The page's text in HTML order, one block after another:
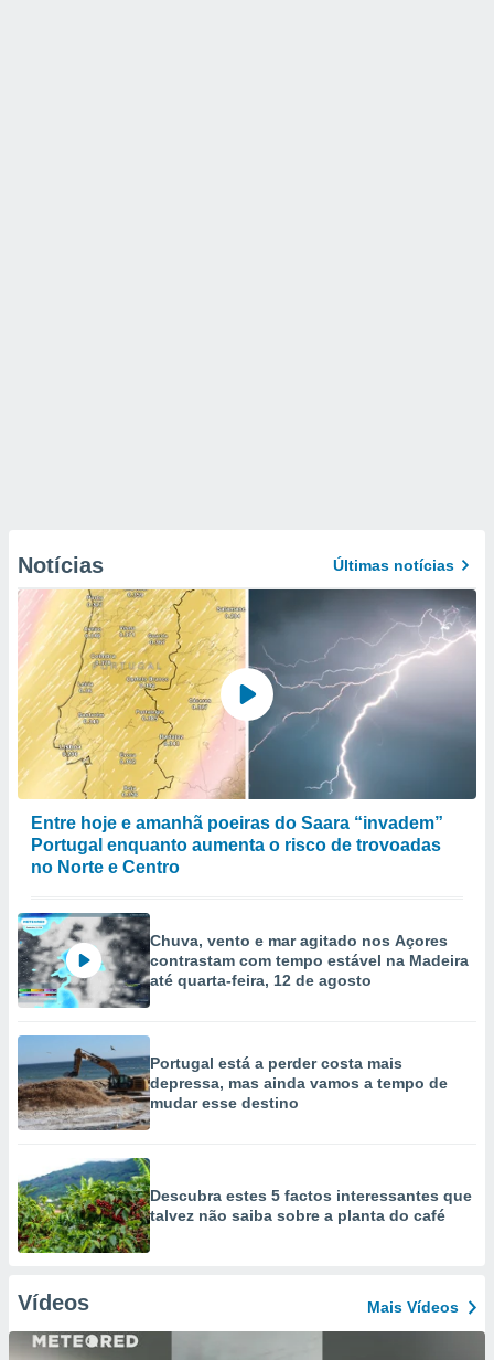
Notícias Últimas notícias
Entre hoje e amanhã poeiras do Saara “invadem”
Portugal enquanto aumenta o risco de trovoadas
no Norte e Centro
Chuva, vento e mar agitado nos Açores
contrastam com tempo estável na Madeira
até quarta-feira, 12 de agosto
Portugal está a perder costa mais
depressa, mas ainda vamos a tempo de
mudar esse destino
Descubra estes 5 factos interessantes que
talvez não saiba sobre a planta do café
Vídeos Mais Vídeos